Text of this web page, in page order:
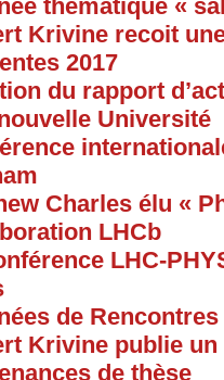
thématique «
Krivine recoit
2017
du rapport
Université
Charles élu «
LHCb
LHC-
de
Krivine publie
de thèse